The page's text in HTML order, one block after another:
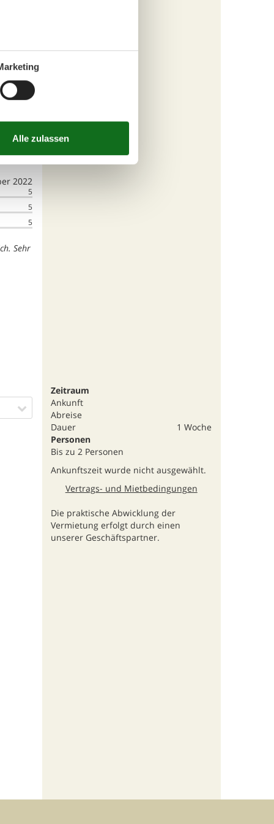
5,0
2022
5
5
5
Sehr
Zeitraum
Ankunft
Abreise
Dauer
1 Woche
Personen
Bis zu 2 Personen
Ankunftszeit wurde nicht ausgewählt.
Vertrags- und Mietbedingungen
Die praktische Abwicklung der
Vermietung erfolgt durch einen
unserer Geschäftspartner.